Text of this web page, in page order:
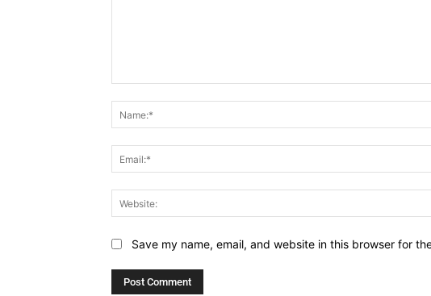
Save my name, email, and website in this browser for